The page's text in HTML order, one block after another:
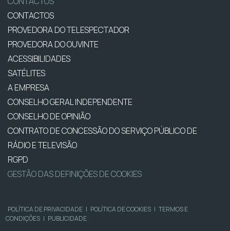
CONTACTOS
PROVEDORA DO TELESPECTADOR
PROVEDORA DO OUVINTE
ACESSIBILIDADES
SATÉLITES
A EMPRESA
CONSELHO GERAL INDEPENDENTE
CONSELHO DE OPINIÃO
CONTRATO DE CONCESSÃO DO SERVIÇO PÚBLICO DE
RÁDIO E TELEVISÃO
RGPD
GESTÃO DAS DEFINIÇÕES DE COOKIES
POLÍTICA DE PRIVACIDADE | POLÍTICA DE COOKIES | TERMOS E
CONDIÇÕES | PUBLICIDADE